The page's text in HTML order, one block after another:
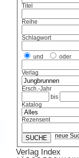
Titel
Reihe
Schlagwort
und oder
Verlag
Ersch.-Jahr
bis
Katalog
Rezensent
neue
Verlag Index